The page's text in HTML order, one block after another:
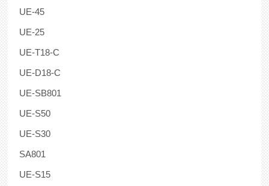
UE-45
UE-25
UE-T18-C
UE-D18-C
UE-SB801
UE-S50
UE-S30
SA801
UE-S15